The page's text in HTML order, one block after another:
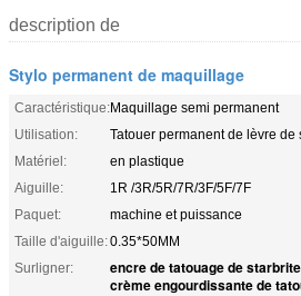
description de
Stylo permanent de maquillage
Caractéristique:Maquillage semi permanent
Utilisation:
Tatouer permanent de lèvre
Matériel:
en plastique
Aiguille:
1R /3R/5R/7R/3F/5F/7F
Paquet:
machine et puissance
Taille d'aiguille:0.35*50MM
Surligner:
encre de tatouage de starbrite
crème engourdissante de